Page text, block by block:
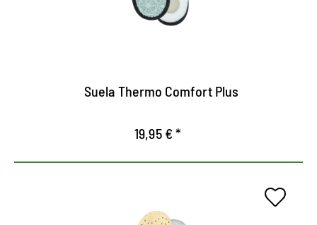
Banda de rodadura de vellón puro para un calor
Suela Thermo Comfort Plus
19,95 € *